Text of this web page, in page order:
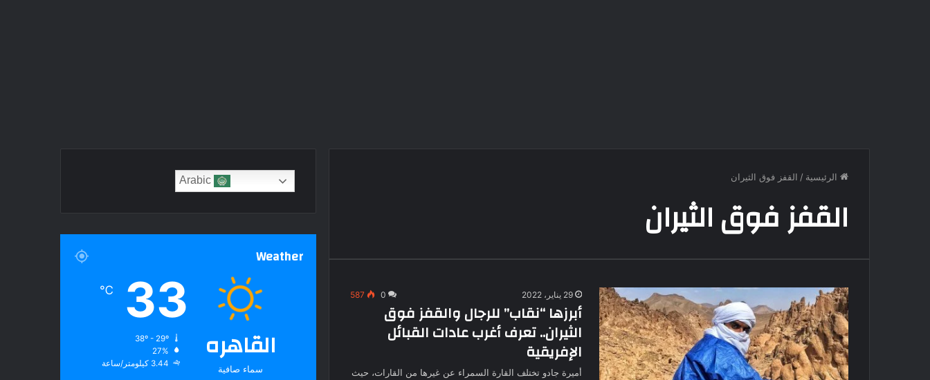
الرئيسية / القفز فوق الثيران
القفز فوق الثيران
29 يناير، 2022 0
587
أبرزها “نقاب” للرجال والقفز فوق
الثيران.. تعرف أغرب عادات القبائل
الإفريقية
أميرة جادو تختلف القارة السمراء عن غيرها من القارات، حيث
Arabic
Weather
القاهره
سماء صافية
33
℃
27%
3.44 كيلومتر/ساعة